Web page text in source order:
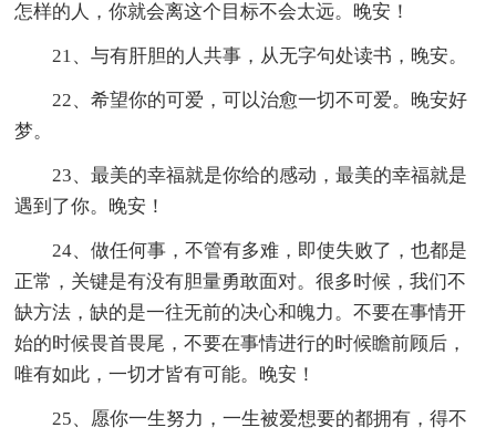
怎样的人，你就会离这个目标不会太远。晚安！
21、与有肝胆的人共事，从无字句处读书，晚安。
22、希望你的可爱，可以治愈一切不可爱。晚安好
梦。
23、最美的幸福就是你给的感动，最美的幸福就是
遇到了你。晚安！
24、做任何事，不管有多难，即使失败了，也都是
正常，关键是有没有胆量勇敢面对。很多时候，我们不
缺方法，缺的是一往无前的决心和魄力。不要在事情开
始的时候畏首畏尾，不要在事情进行的时候瞻前顾后，
唯有如此，一切才皆有可能。晚安！
25、愿你一生努力，一生被爱想要的都拥有，得不